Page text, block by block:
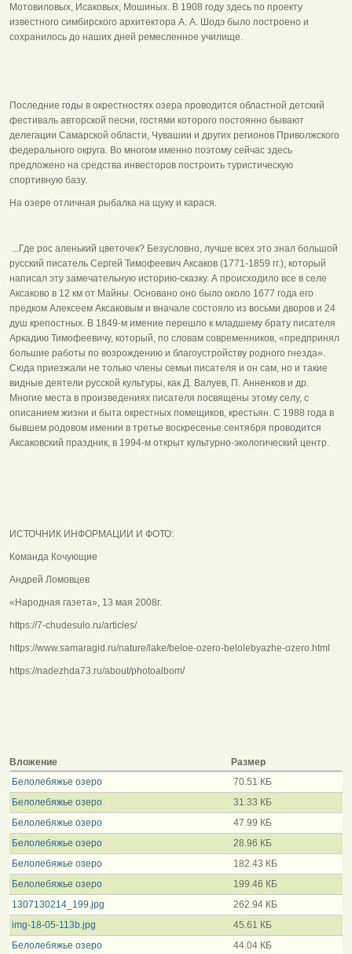
Мотовиловых, Исаковых, Мошиных. В 1908 году здесь по проекту
известного симбирского архитектора А. А. Шодэ было построено и
сохранилось до наших дней ремесленное училище.
Последние годы в окрестностях озера проводится областной детский
фестиваль авторской песни, гостями которого постоянно бывают
делегации Самарской области, Чувашии и других регионов Приволжского
федерального округа. Во многом именно поэтому сейчас здесь
предложено на средства инвесторов построить туристическую
спортивную базу.
На озере отличная рыбалка на щуку и карася.
...Где рос аленький цветочек? Безусловно, лучше всех это знал большой
русский писатель Сергей Тимофеевич Аксаков (1771-1859 гг.), который
написал эту замечательную историю-сказку. А происходило все в селе
Аксаково в 12 км от Майны. Основано оно было около 1677 года его
предком Алексеем Аксаковым и вначале состояло из восьми дворов и 24
душ крепостных. В 1849-м имение перешло к младшему брату писателя
Аркадию Тимофеевичу, который, по словам современников, «предпринял
большие работы по возрождению и благоустройству родного гнезда».
Сюда приезжали не только члены семьи писателя и он сам, но и такие
видные деятели русской культуры, как Д. Валуев, П. Анненков и др.
Многие места в произведениях писателя посвящены этому селу, с
описанием жизни и быта окрестных помещиков, крестьян. С 1988 года в
бывшем родовом имении в третье воскресенье сентября проводится
Аксаковский праздник, в 1994-м открыт культурно-экологический центр.
ИСТОЧНИК ИНФОРМАЦИИ И ФОТО:
Команда Кочующие
Андрей Ломовцев
«Народная газета», 13 мая 2008г.
https://7-chudesulo.ru/articles/
https://www.samaragid.ru/nature/lake/beloe-ozero-belolebyazhe-ozero.html
https://nadezhda73.ru/about/photoalbom/
Вложение
Размер
Белолебяжье озеро
70.51 КБ
Белолебяжье озеро
31.33 КБ
Белолебяжье озеро
47.99 КБ
Белолебяжье озеро
28.96 КБ
Белолебяжье озеро
182.43 КБ
Белолебяжье озеро
199.46 КБ
1307130214_199.jpg
262.94 КБ
img-18-05-113b.jpg
45.61 КБ
Белолебяжье озеро
44.04 КБ